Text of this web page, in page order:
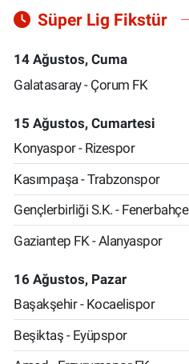
Süper Lig Fikstür
14 Ağustos, Cuma
Galatasaray - Çorum FK
15 Ağustos, Cumartesi
Konyaspor - Rizespor
Kasımpaşa - Trabzonspor
Gençlerbirliği S.K. - Fenerbahçe
Gaziantep FK - Alanyaspor
16 Ağustos, Pazar
Başakşehir - Kocaelispor
Beşiktaş - Eyüpspor